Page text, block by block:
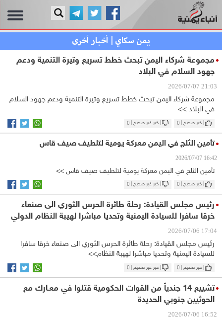
يمن سكاي | أخبار أخرى
مجموعة شركاء اليمن تبحث خطط تسريع وتيرة التنمية ودعم
جهود السلام في البلاد
21:03 2026/07/07
مجموعة شركاء اليمن تبحث خطط تسريع وتيرة التنمية ودعم جهود السلام
في البلاد >>
| خبر صحيح | 0 | خبر غير صحيح | 0
تأمين الثلج في اليمن معركة يومية لتلطيف صيف قاس
16:42 2026/07/07
تأمين الثلج في اليمن معركة يومية لتلطيف صيف قاس >>
| خبر صحيح | 0 | خبر غير صحيح | 0
رئيس مجلس القيادة: رحلة طائرة الحرس الثوري الى صنعاء
خرقا سافرا للسيادة اليمنية وتحديا مباشرا لهيبة النظام الدولي
17:04 2026/07/06
رئيس مجلس القيادة: رحلة طائرة الحرس الثوري الى صنعاء خرقا سافرا
للسيادة اليمنية وتحديا مباشرا لهيبة النظام>>
| خبر صحيح | 0 | خبر غير صحيح | 0
تشييع 14 جندياً من القوات الحكومية قتلوا في معـارك مع
الحوثيين جنوبي الحديدة
16:52 2026/07/06